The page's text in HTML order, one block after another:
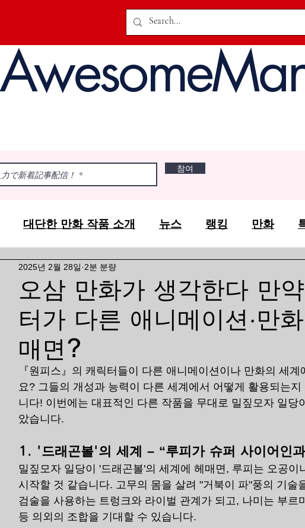
참여
대단한 만화 작품 소개 뉴스 랭킹 만화
ランキング
오삼 만화가 생각한다 만
터가 다른 애니메이션·만
매면?
2025년 2월 28일 2분 분량
『원피스』의 캐릭터들이 다른 애니메이션이나 만화의 세
요? 그들의 개성과 능력이 다른 세계에서 어떻게 활용되는
니다! 이번에는 대표적인 다른 작품을 무대로 밀짚모자 일당
았습니다.
1. '드래곤볼'의 세계 – “루피가 슈퍼 사이어인
밀짚모자 일당이 '드래곤볼'의 세계에 헤매면, 루피는 오공이
시작할 것 같습니다. 고무의 몸을 살려 "거북이 파"풍의 기술
검술을 사용하는 트렁크와 라이벌 관계가 되고, 나미는 부르
등 의외의 조합을 기대할 수 있습니다.